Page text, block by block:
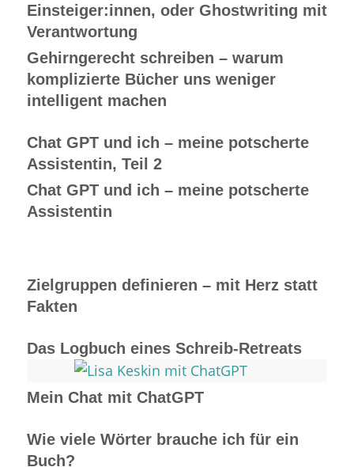
Einsteiger:innen, oder Ghostwriting mit
Verantwortung
Gehirngerecht schreiben – warum
komplizierte Bücher uns weniger
intelligent machen
Chat GPT und ich – meine potscherte
Assistentin, Teil 2
Chat GPT und ich – meine potscherte
Assistentin
Zielgruppen definieren – mit Herz statt
Fakten
Das Logbuch eines Schreib-Retreats
Mein Chat mit ChatGPT
Wie viele Wörter brauche ich für ein
Buch?